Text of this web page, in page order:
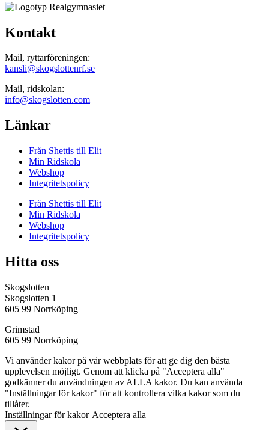
Kontakt
Mail, ryttarföreningen:
kansli@skogslottenrf.se
Mail, ridskolan:
info@skogslotten.com
Länkar
Från Shettis till Elit
Min Ridskola
Webshop
Integritetspolicy
Från Shettis till Elit
Min Ridskola
Webshop
Integritetspolicy
Hitta oss
Skogslotten
Skogslotten 1
605 99 Norrköping
Grimstad
605 99 Norrköping
Vi använder kakor på vår webbplats för att ge dig den bästa
upplevelsen möjligt. Genom att klicka på "Acceptera alla"
godkänner du användningen av ALLA kakor. Du kan använda
"Inställningar för kakor" för att kontrollera vilka kakor som du
tillåter.
Inställningar för kakor Acceptera alla